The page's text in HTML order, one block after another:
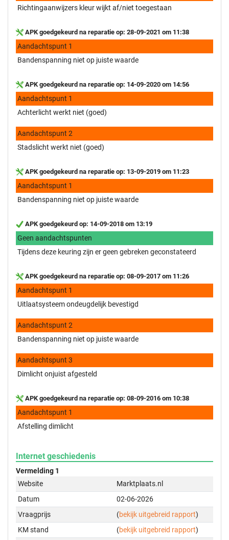
Richtingaanwijzers kleur wijkt af/niet toegestaan
APK goedgekeurd na reparatie op: 28-09-2021 om 11:38
Aandachtspunt 1
Bandenspanning niet op juiste waarde
APK goedgekeurd na reparatie op: 14-09-2020 om 14:56
Aandachtspunt 1
Achterlicht werkt niet (goed)
Aandachtspunt 2
Stadslicht werkt niet (goed)
APK goedgekeurd na reparatie op: 13-09-2019 om 11:23
Aandachtspunt 1
Bandenspanning niet op juiste waarde
APK goedgekeurd op: 14-09-2018 om 13:19
Geen aandachtspunten
Tijdens deze keuring zijn er geen gebreken geconstateerd
APK goedgekeurd na reparatie op: 08-09-2017 om 11:26
Aandachtspunt 1
Uitlaatsysteem ondeugdelijk bevestigd
Aandachtspunt 2
Bandenspanning niet op juiste waarde
Aandachtspunt 3
Dimlicht onjuist afgesteld
APK goedgekeurd na reparatie op: 08-09-2016 om 10:38
Aandachtspunt 1
Afstelling dimlicht
Internet geschiedenis
Vermelding 1
Website
Marktplaats.nl
Datum
02-06-2026
Vraagprijs
(bekijk uitgebreid rapport)
KM stand
(bekijk uitgebreid rapport)